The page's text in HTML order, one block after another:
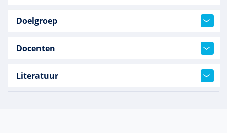
Doelgroep
Docenten
Literatuur